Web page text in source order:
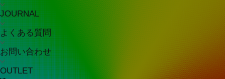
JOURNAL
よくある質問
お問い合わせ
OUTLET